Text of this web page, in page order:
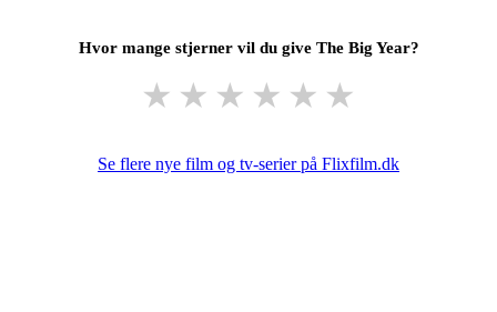
Hvor mange stjerner vil du give The Big Year?
★ ★ ★ ★ ★ ★
Se flere nye film og tv-serier på Flixfilm.dk